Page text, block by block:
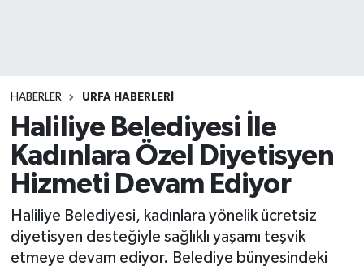
HABERLER URFA HABERLERİ
Haliliye Belediyesi İle
Kadınlara Özel Diyetisyen
Hizmeti Devam Ediyor
Haliliye Belediyesi, kadınlara yönelik ücretsiz
diyetisyen desteğiyle sağlıklı yaşamı teşvik
etmeye devam ediyor. Belediye bünyesindeki
Tüm Manşetler
Son Dakika Haberleri
Haber Arşivi